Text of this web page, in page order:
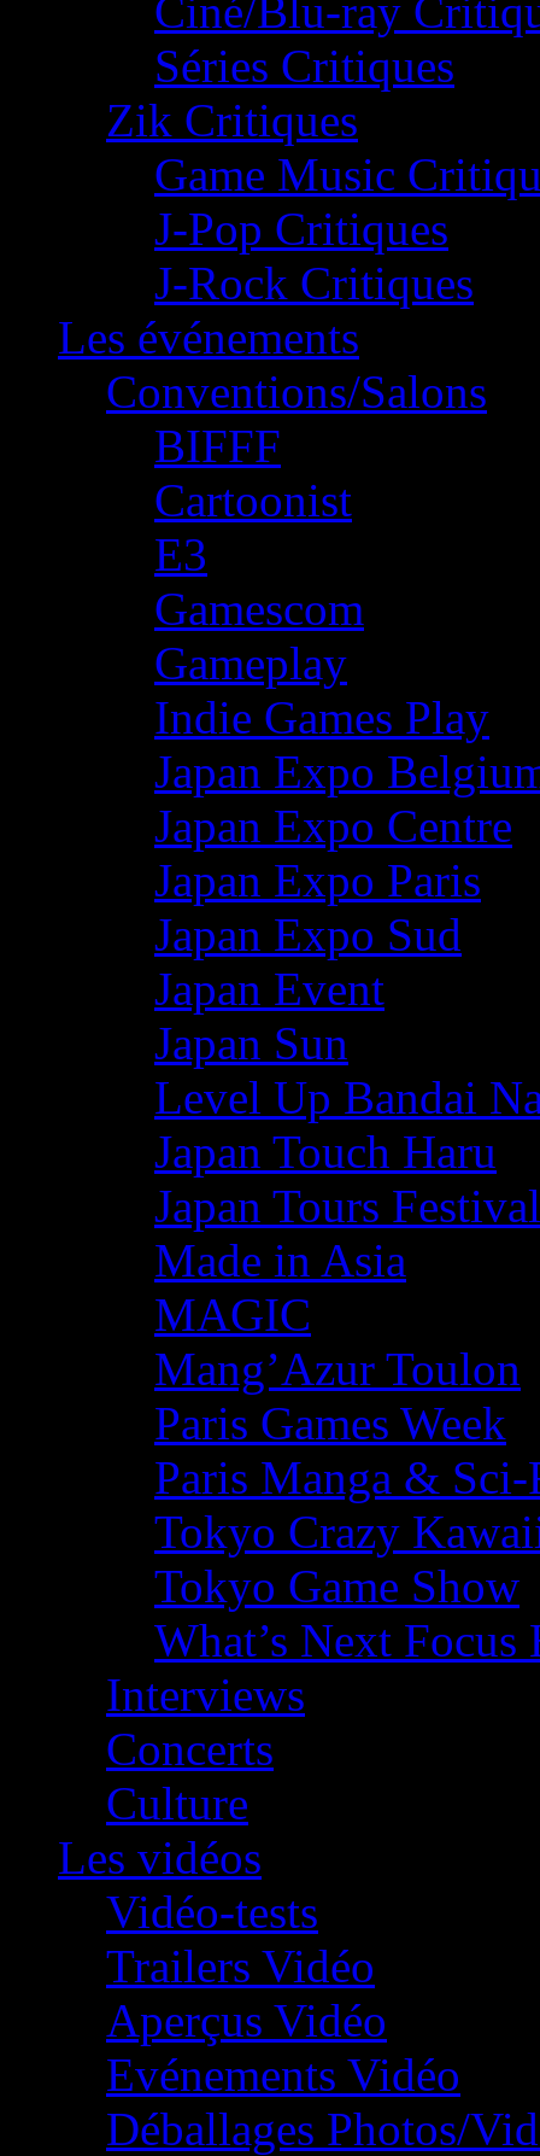
Ciné/Blu-ray
Séries Critiques
Zik Critiques
Game Music
J-Pop Critiques
J-Rock Critiques
Les événements
Conventions/Salons
BIFFF
Cartoonist
E3
Gamescom
Gameplay
Indie Games Play
Japan Expo
Japan Expo Centre
Japan Expo Paris
Japan Expo Sud
Japan Event
Japan Sun
Level Up Bandai
Japan Touch Haru
Japan Tours Festival
Made in Asia
MAGIC
Mang’Azur Toulon
Paris Games Week
Paris Manga &
Tokyo Crazy
Tokyo Game Show
What’s Next
Interviews
Concerts
Culture
Les vidéos
Vidéo-tests
Trailers Vidéo
Aperçus Vidéo
Evénements Vidéo
Déballages Photos/